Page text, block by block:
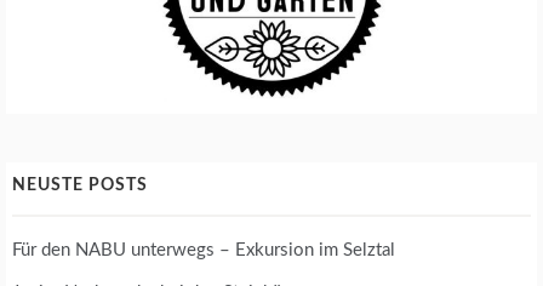
NEUSTE POSTS
Für den NABU unterwegs – Exkursion im Selztal